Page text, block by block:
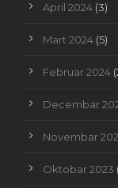
April 2024 (3)
Mart 2024 (5)
Februar 2024
Decembar
Novembar
Oktobar 2023